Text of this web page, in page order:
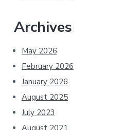
Archives
May 2026
February 2026
January 2026
August 2025
July 2023